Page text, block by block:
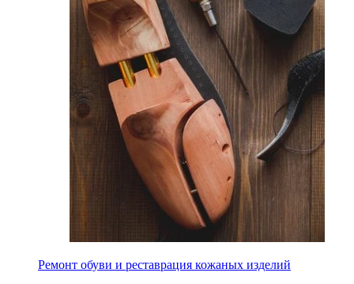
Ремонт обуви и реставрация кожаных изделий